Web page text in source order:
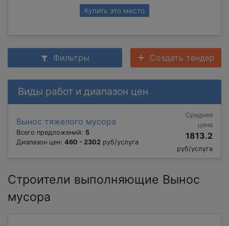
Купить это место
Фильтры Создать тендер
Виды работ и диапазон цен
Вынос тяжелого мусора
Всего предложений: 5
Диапазон цен: 460 - 2302 руб/услуга
Средняя
цена
1813.2
руб/услуга
Строители выполняющие Вынос
мусора